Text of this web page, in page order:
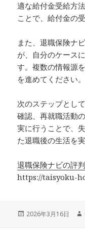
適な給付金受給方
ことで、給付金の
また、退職保険ナ
が、自分のケース
す。複数の情報源
を進めてください。
次のステップとし
確認、再就職活動
実に行うことで、
た退職後の生活を
退職保険ナビの評
https://taisyoku-
投
2026年3月16日